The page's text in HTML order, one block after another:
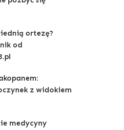
ortezę?
od
z widokiem
medycyny